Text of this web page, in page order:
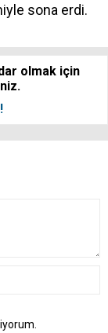
sona erdi.
olmak için